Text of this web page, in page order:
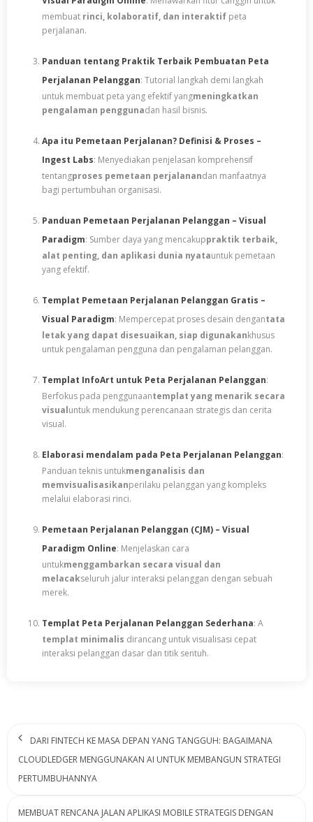
membuat rinci, kolaboratif, dan interaktif peta
perjalanan.
Panduan tentang Praktik Terbaik Pembuatan Peta
Perjalanan Pelanggan: Tutorial langkah demi langkah
untuk membuat peta yang efektif yangmeningkatkan
pengalaman penggunadan hasil bisnis.
Apa itu Pemetaan Perjalanan? Definisi & Proses –
Ingest Labs: Menyediakan penjelasan komprehensif
tentangproses pemetaan perjalanandan manfaatnya
bagi pertumbuhan organisasi.
Panduan Pemetaan Perjalanan Pelanggan – Visual
Paradigm: Sumber daya yang mencakuppraktik terbaik,
alat penting, dan aplikasi dunia nyatauntuk pemetaan
yang efektif.
Templat Pemetaan Perjalanan Pelanggan Gratis –
Visual Paradigm: Mempercepat proses desain dengantata
letak yang dapat disesuaikan, siap digunakankhusus
untuk pengalaman pengguna dan pengalaman pelanggan.
Templat InfoArt untuk Peta Perjalanan Pelanggan:
Berfokus pada penggunaantemplat yang menarik secara
visualuntuk mendukung perencanaan strategis dan cerita
visual.
Elaborasi mendalam pada Peta Perjalanan Pelanggan:
Panduan teknis untukmenganalisis dan
memvisualisasikanperilaku pelanggan yang kompleks
melalui elaborasi rinci.
Pemetaan Perjalanan Pelanggan (CJM) – Visual
Paradigm Online: Menjelaskan cara
untukmenggambarkan secara visual dan
melacakseluruh jalur interaksi pelanggan dengan sebuah
merek.
Templat Peta Perjalanan Pelanggan Sederhana: A
templat minimalis dirancang untuk visualisasi cepat
interaksi pelanggan dasar dan titik sentuh.
DARI FINTECH KE MASA DEPAN YANG TANGGUH: BAGAIMANA
CLOUDLEDGER MENGGUNAKAN AI UNTUK MEMBANGUN STRATEGI
PERTUMBUHANNYA
MEMBUAT RENCANA JALAN APLIKASI MOBILE STRATEGIS DENGAN